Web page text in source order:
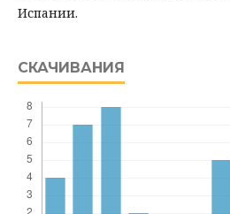
Испании.
СКАЧИВАНИЯ